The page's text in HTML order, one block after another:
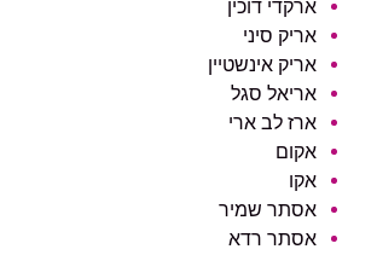
ארקדי דוכין
אריק סיני
אריק אינשטיין
אריאל סגל
ארז לב ארי
אקום
אקו
אסתר שמיר
אסתר רדא